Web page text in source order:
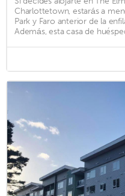
Charlottetown, estarás a
Park y Faro anterior de la
Además, esta casa de